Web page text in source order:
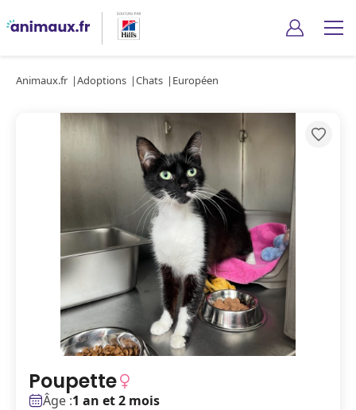
Animaux.fr Adoptions Chats Européen
Poupette
Âge :1 an et 2 mois